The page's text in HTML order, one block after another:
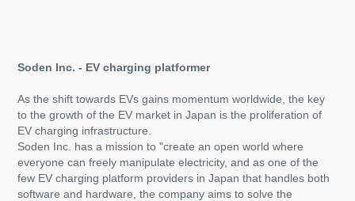
Soden Inc. - EV charging platformer
As the shift towards EVs gains momentum worldwide, the key
to the growth of the EV market in Japan is the proliferation of
EV charging infrastructure.
Soden Inc. has a mission to "create an open world where
everyone can freely manipulate electricity, and as one of the
few EV charging platform providers in Japan that handles both
software and hardware, the company aims to solve the